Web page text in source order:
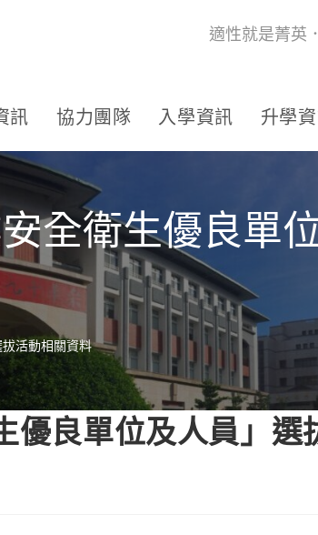
適性就是菁英
訊 協力團隊 入學資訊 升學
全衛生優良單
活動相關資料
優良單位及人員」選